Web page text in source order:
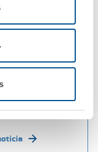
dental
para
patrocinada
Fundación
atiende a más
mil personas al